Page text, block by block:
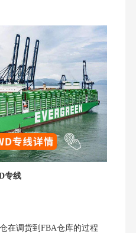
专线
在调货到FBA仓库的过程